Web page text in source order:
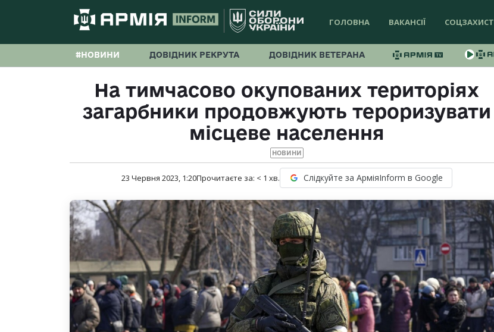
ГОЛОВНА ВАКАНСІЇ СОЦЗАХИСТ
#НОВИНИ ДОВІДНИК РЕКРУТА ДОВІДНИК ВЕТЕРАНА
На тимчасово окупованих територіях
загарбники продовжують тероризувати
місцеве населення
НОВИНИ
23 Червня 2023, 1:20Прочитаєте за: < 1 хв. Слідкуйте за АрміяInform в Google